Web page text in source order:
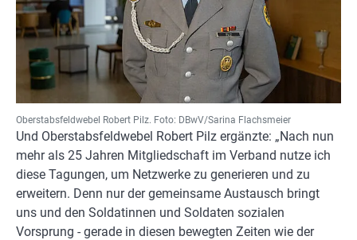
Oberstabsfeldwebel Robert Pilz. Foto: DBwV/Sarina Flachsmeier
Und Oberstabsfeldwebel Robert Pilz ergänzte: „Nach nun
mehr als 25 Jahren Mitgliedschaft im Verband nutze ich
diese Tagungen, um Netzwerke zu generieren und zu
erweitern. Denn nur der gemeinsame Austausch bringt
uns und den Soldatinnen und Soldaten sozialen
Vorsprung - gerade in diesen bewegten Zeiten wie der